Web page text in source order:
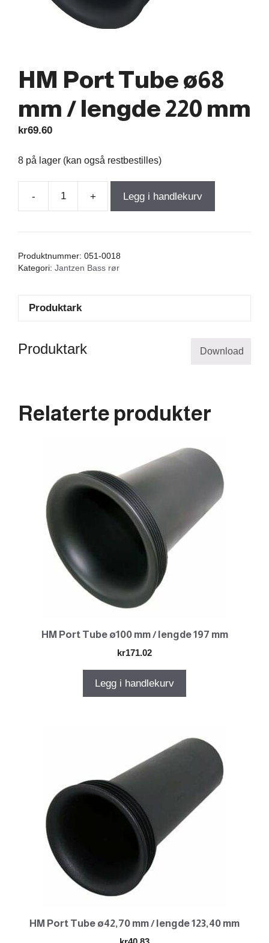
HM Port Tube ø68
mm / lengde 220 mm
kr69.60
8 på lager (kan også restbestilles)
-
Tube
+ Legg i handlekurv
Produktnummer: 051-0018
Kategori: Jantzen Bass rør
Produktark
Produktark Download
Relaterte produkter
HM Port Tube ø100 mm / lengde 197 mm
kr171.02
Legg i handlekurv
HM Port Tube ø42,70 mm / lengde 123,40 mm